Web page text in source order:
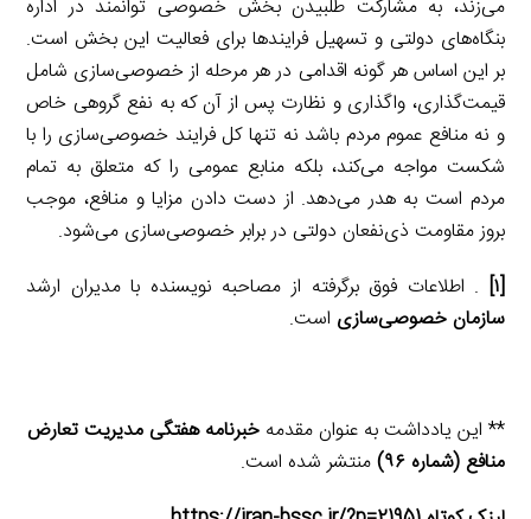
می‌زند، به مشارکت طلبیدن بخش خصوصی توانمند در اداره
بنگاه‌های دولتی و تسهیل فرایندها برای فعالیت این بخش است.
بر این اساس هر گونه اقدامی در هر مرحله از خصوصی‌سازی شامل
قیمت‌گذاری، واگذاری و نظارت پس از آن که به نفع گروهی خاص
و نه منافع عموم مردم باشد نه تنها کل فرایند خصوصی‌سازی را با
شکست مواجه می‌کند، بلکه منابع عمومی را که متعلق به تمام
مردم است به هدر می‌دهد. از دست دادن مزایا و منافع، موجب
بروز مقاومت ذی‌نفعان دولتی در برابر خصوصی‌سازی می‌شود.
[۱]
. اطلاعات فوق برگرفته از مصاحبه نویسنده با مدیران ارشد
سازمان خصوصی‌سازی است.
** این یادداشت به عنوان مقدمهخبرنامه هفتگی مدیریت تعارض
منافع (شماره ۹۶)
منتشر شده است.